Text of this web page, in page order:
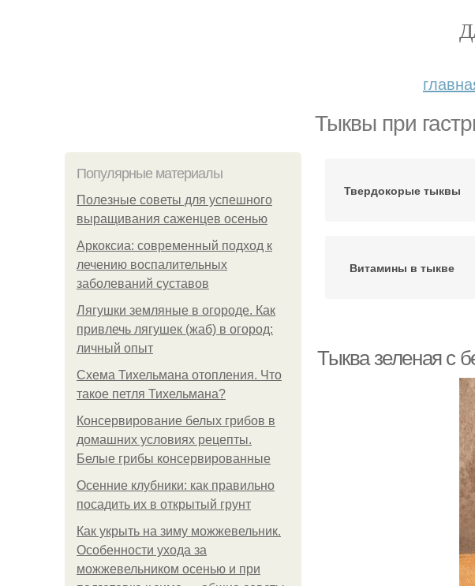
Тыквы при
Популярные материалы
Полезные советы для успешного
выращивания саженцев осенью
Аркоксиа: современный подход к
лечению воспалительных
заболеваний суставов
Лягушки земляные в огороде. Как
привлечь лягушек (жаб) в огород:
личный опыт
Схема Тихельмана отопления. Что
такое петля Тихельмана?
Консервирование белых грибов в
домашних условиях рецепты.
Белые грибы консервированные
Осенние клубники: как правильно
посадить их в открытый грунт
Как укрыть на зиму можжевельник.
Особенности ухода за
можжевельником осенью и при
Твердокорые тыквы
Витамины в тыкве
Тыква зеленая с